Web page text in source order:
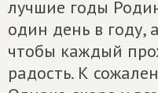
лучшие годы
один день в году,
чтобы каждый
радость. К